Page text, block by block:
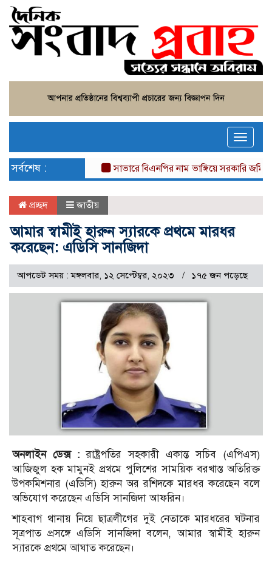
Toggle
সর্বশেষ : সাভারে বিএনপির নাম ভাঙ্গিয়ে সরকারি জমি দখল,
প্রচ্ছদ জাতীয়
আমার স্বামীই হারুন স্যারকে প্রথমে মারধর
করেছেন: এডিসি সানজিদা
আপডেট সময় : মঙ্গলবার, ১২ সেপ্টেম্বর, ২০২৩ ১৭৫ জন পড়েছে
অনলাইন ডেক্স : রাষ্ট্রপতির সহকারী একান্ত সচিব (এপিএস)
আজিজুল হক মামুনই প্রথমে পুলিশের সাময়িক বরখাস্ত অতিরিক্ত
উপকমিশনার (এডিসি) হারুন অর রশিদকে মারধর করেছেন বলে
অভিযোগ করেছেন এডিসি সানজিদা আফরিন।
শাহবাগ থানায় নিয়ে ছাত্রলীগের দুই নেতাকে মারধরের ঘটনার
সূত্রপাত প্রসঙ্গে এডিসি সানজিদা বলেন, আমার স্বামীই হারুন
স্যারকে প্রথমে আঘাত করেছেন।